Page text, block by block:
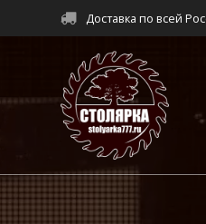
к
Доставка по всей